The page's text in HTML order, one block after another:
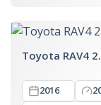
Toyota RAV4
2016